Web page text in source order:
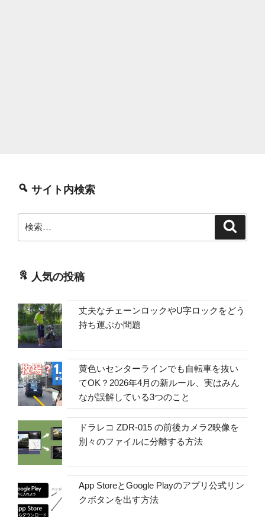
サイト内検索
索:
人気の投稿
丈夫なチェーンロックやU字ロックをどう
持ち運ぶか問題
黄色いセンターラインでも自転車を抜い
てOK？2026年4月の新ルール、実はみん
なが誤解している3つのこと
ドラレコ ZDR-015 の前後カメラ2映像を
別々のファイルに分離する方法
App StoreとGoogle Playのアプリ公式リン
クボタンを出す方法